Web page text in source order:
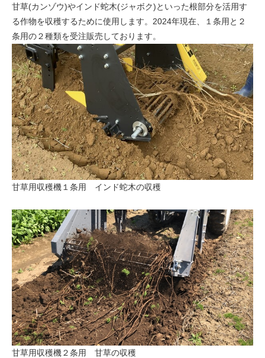
甘草(カンゾウ)やインド蛇木(ジャボク)といった根部分を活用す
る作物を収穫するために使用します。2024年現在、１条用と２
条用の２種類を受注販売しております。
甘草用収穫機１条用 インド蛇木の収穫
甘草用収穫機２条用 甘草の収穫